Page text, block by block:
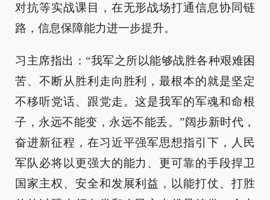
对抗等实战课目，在无形战场打通信息协同链
路，信息保障能力进一步提升。
习主席指出：“我军之所以能够战胜各种艰难困
苦、不断从胜利走向胜利，最根本的就是坚定
不移听党话、跟党走。这是我军的军魂和命根
子，永远不能变，永远不能丢。”阔步新时代，
奋进新征程，在习近平强军思想指引下，人民
军队必将以更强大的能力、更可靠的手段捍卫
国家主权、安全和发展利益，以能打仗、打胜